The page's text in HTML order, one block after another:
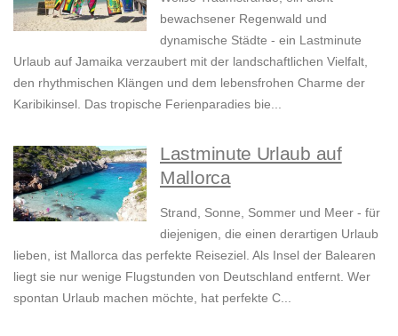
bewachsener Regenwald und
dynamische Städte - ein Lastminute
Urlaub auf Jamaika verzaubert mit der landschaftlichen Vielfalt,
den rhythmischen Klängen und dem lebensfrohen Charme der
Karibikinsel. Das tropische Ferienparadies bie...
Lastminute Urlaub auf
Mallorca
Strand, Sonne, Sommer und Meer - für
diejenigen, die einen derartigen Urlaub
lieben, ist Mallorca das perfekte Reiseziel. Als Insel der Balearen
liegt sie nur wenige Flugstunden von Deutschland entfernt. Wer
spontan Urlaub machen möchte, hat perfekte C...